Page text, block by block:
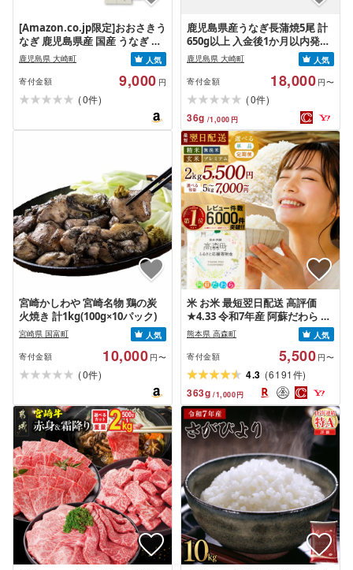
[Amazon.co.jp限定]おおさきう
なぎ 鹿児島県産 国産 うなぎ 長
蒲焼 2尾 計240g 鰻 ウナギ
鹿児島県 大崎町
人気
寄付金額
9,000 円
(0件)
鹿児島県産うなぎ長蒲焼5尾 計
650g以上 入金後1か月以内発送
| 国産 うなぎ 鰻 ウナギ 蒲焼き
蒲焼 かばやき unagi うなぎ蒲
焼 魚 魚介 魚貝 海鮮 うな重 蒲焼
訳あり ギフト 人気 おすすめ 鹿
児島県 大崎町 大隅半島 A995G
[会員限定のお礼の品][うなぎ蒲
焼 国産 うなぎ unagi 鰻 ウナギ
うなぎ蒲焼]
鹿児島県 大崎町
人気
寄付金額
18,000 円〜
(0件)
36g /1,000 円
宮崎かしわや 宮崎名物 鶏の炭
火焼き 計1kg(100g×10パック)
宮崎県 国富町
人気
寄付金額
10,000 円〜
(0件)
米 お米 最短翌日配送 高評価
★4.33 令和7年産 阿蘇だわら 選
べる 容量 回数 ( 2kg〜20kg / 無
洗米・精米・玄米・プレミアム
/ 1〜12回 ) TVで紹介!ノンスト
ップで話題 最強配送 R7 熊本県
高森町 白米 ブレンド米 2kg
5kg 10kg 15kg 20kg
熊本県 高森町
人気
寄付金額
5,500 円〜
4.3 (6191件)
363g /1,000円